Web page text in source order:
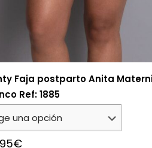
Faja postparto Anita
Ref: 1885
€